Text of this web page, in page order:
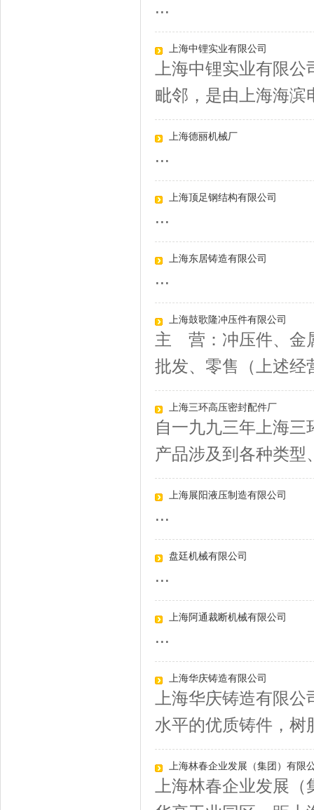
...
上海中锂实业有限公司
上海中锂实业有限
毗邻，是由上海海滨
上海德丽机械厂
...
上海顶足钢结构有限公司
...
上海东居铸造有限公司
...
上海鼓歌隆冲压件有限公司
主 营：冲压件、金
批发、零售（上述经
上海三环高压密封配件厂
自一九九三年上海
产品涉及到各种类型
上海展阳液压制造有限公司
...
盘廷机械有限公司
...
上海阿通裁断机械有限公司
...
上海华庆铸造有限公司
上海华庆铸造有限
水平的优质铸件，树
上海林春企业发展（集团）有限
上海林春企业发展